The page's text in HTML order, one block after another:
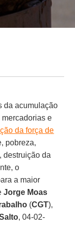
da acumulação
e
da força de
pobreza,
destruição da
o
a maior
Jorge Moas
(CGT),
, 04-02-